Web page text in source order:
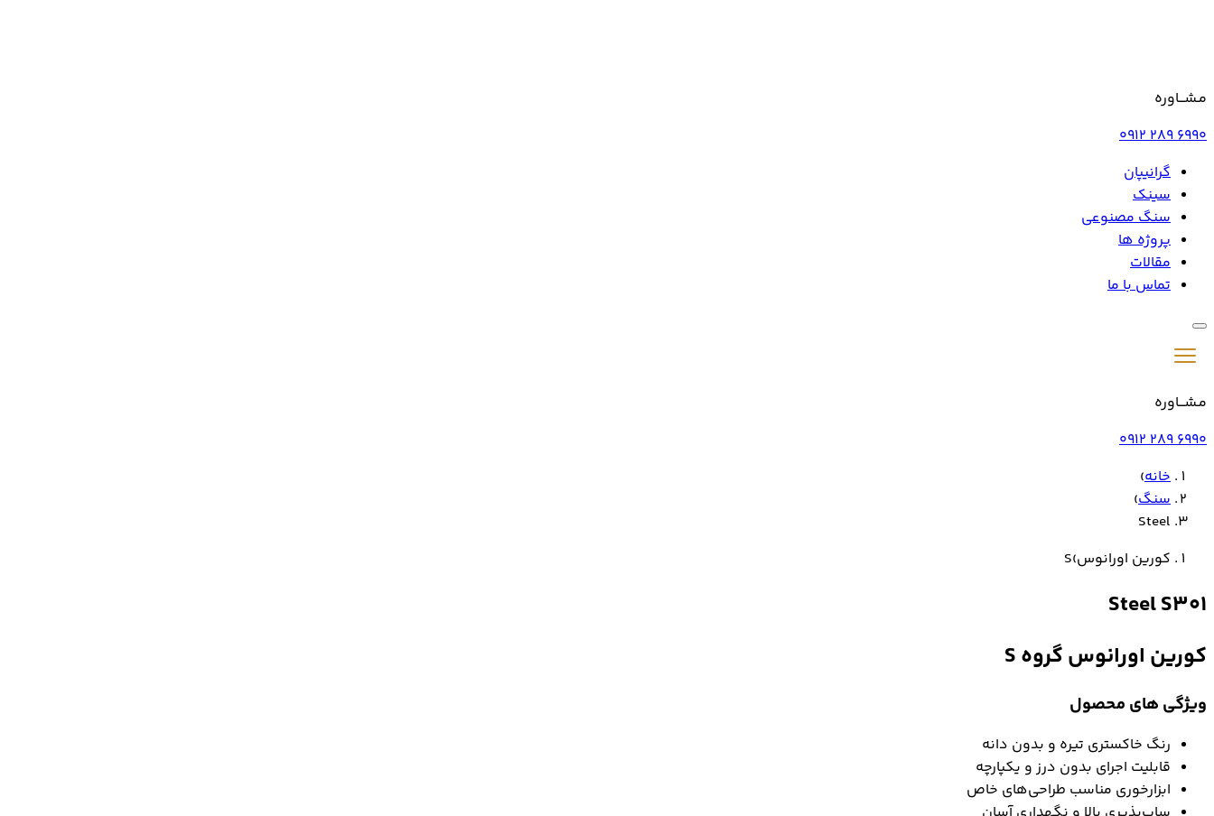
مـشـــاوره
0912 289 6990
گرانیپان
سینک
سنگ مصنوعی
پروژه ها
مقالات
تماس با ما
مـشـــاوره
0912 289 6990
خانه›
سنگ›
Steel
کورین اورانوس›
S
SteelS301
کورین اورانوسگروه S
ویژگی های محصول
رنگ خاکستری تیره و بدون دانه
قابلیت اجرای بدون درز و یکپارچه
ابزارخوری مناسب طراحی‌های خاص